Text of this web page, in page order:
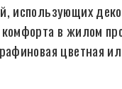
использующих
в жилом
цветная